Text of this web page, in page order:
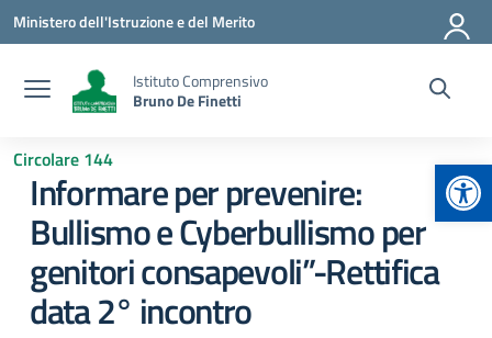
Vai ai contenuti
Vai al menu di navigazione
Vai al footer
Ministero dell'Istruzione e del Merito
Istituto Comprensivo
Bruno De Finetti
Circolare 144
Informare per prevenire:
Bullismo e Cyberbullismo per
genitori consapevoli”-Rettifica
data 2° incontro